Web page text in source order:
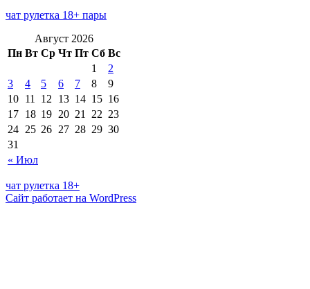
чат рулетка 18+ пары
Август 2026
Пн Вт Ср Чт Пт Сб Вс
« Июл
1
2
3
4 5 6 7 8
9
10 11 12 13 14 15 16
17 18 19 20 21 22 23
24 25 26 27 28 29 30
31
чат рулетка 18+
Сайт работает на WordPress